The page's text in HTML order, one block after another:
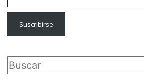
Suscribirse
Buscar